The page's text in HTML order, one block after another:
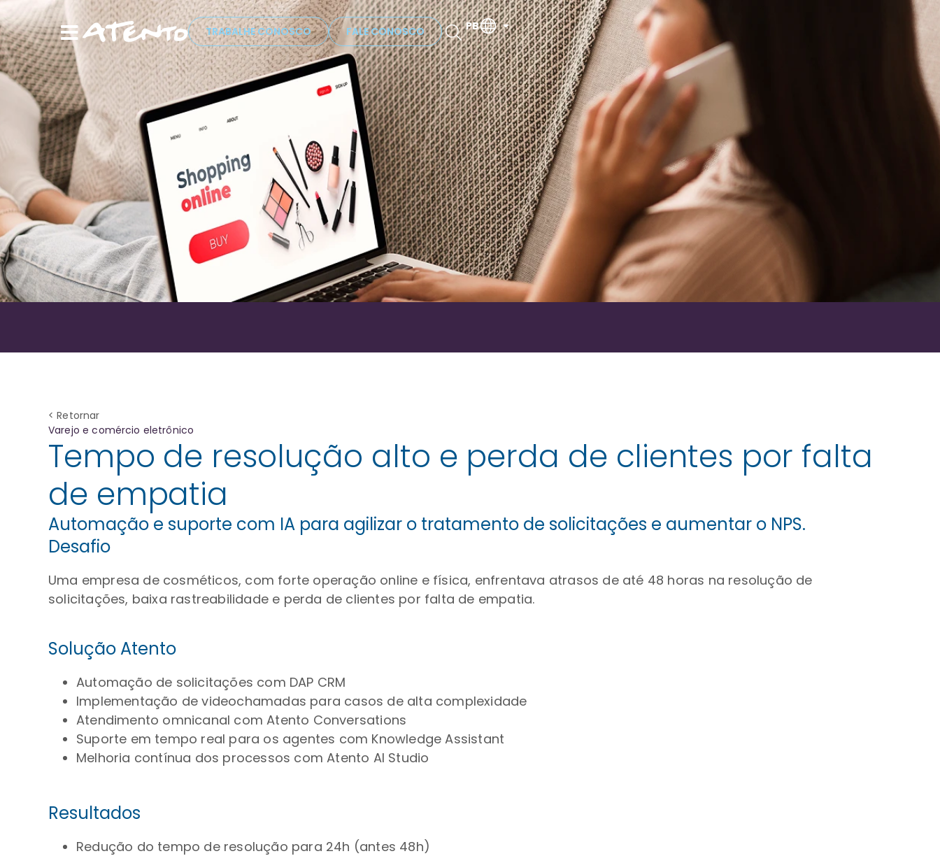
TRABALHE CONOSCO FALE CONOSCO PB
< Retornar
Varejo e comércio eletrônico
Tempo de resolução alto e perda de clientes por falta
de empatia
Automação e suporte com IA para agilizar o tratamento de solicitações e aumentar o NPS.
Desafio
Uma empresa de cosméticos, com forte operação online e física, enfrentava atrasos de até 48 horas na resolução de
solicitações, baixa rastreabilidade e perda de clientes por falta de empatia.
Solução Atento
Automação de solicitações com DAP CRM
Implementação de videochamadas para casos de alta complexidade
Atendimento omnicanal com Atento Conversations
Suporte em tempo real para os agentes com Knowledge Assistant
Melhoria contínua dos processos com Atento AI Studio
Resultados
Redução do tempo de resolução para 24h (antes 48h)